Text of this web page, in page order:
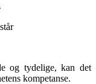
og tydelige, kan det
kompetanse.